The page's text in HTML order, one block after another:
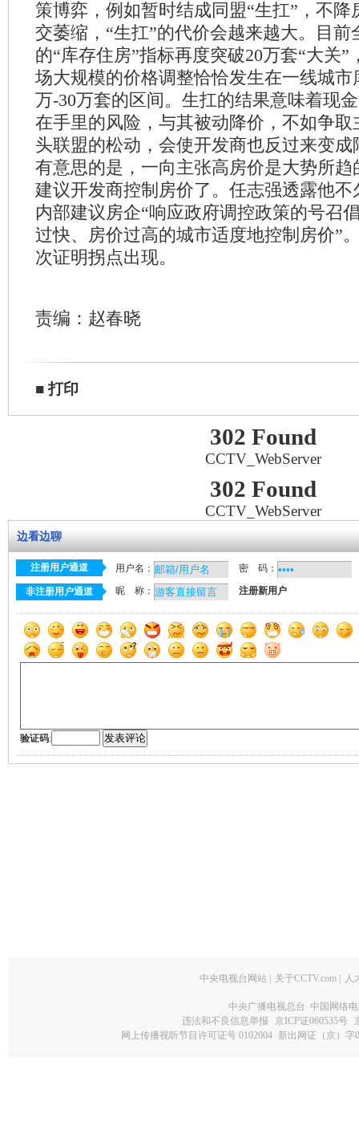
策博弈，例如暂时结成同盟“生扛”，不降
交萎缩，“生扛”的代价会越来越大。目前
的“库存住房”指标再度突破20万套“大关”
场大规模的价格调整恰恰发生在一线城市
万-30万套的区间。生扛的结果意味着现
在手里的风险，与其被动降价，不如争取
头联盟的松动，会使开发商也反过来变成
有意思的是，一向主张高房价是大势所趋
建议开发商控制房价了。任志强透露他不
内部建议房企“响应政府调控政策的号召
过快、房价过高的城市适度地控制房价”
次证明拐点出现。
责编：赵春晓
■打印
302 Found
CCTV_WebServer
302 Found
CCTV_WebServer
边看边聊
注册用户通道 用户名： 密 码：
非注册用户通道 昵 称： 注册新用户
验证码:
中央电视台网站 关于CCTV.com 人
中央广播电视总台 中国网络
违法和不良信息举报
京ICP证060535号
网上传播视听节目许可证号 0102004 新出网证（京）